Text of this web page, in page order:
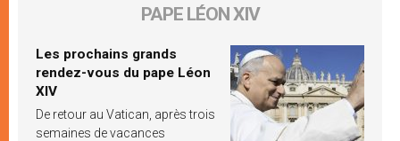
PAPE LÉON XIV
Les prochains grands
rendez-vous du pape Léon
XIV
De retour au Vatican, après trois
semaines de vacances